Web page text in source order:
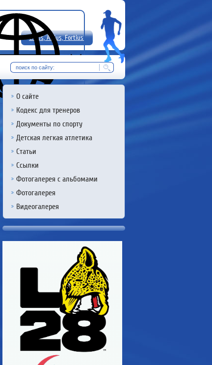
Citius, Altius, Fortius!
RU
О сайте
Кодекс для тренеров
Документы по спорту
Детская легкая атлетика
Статьи
Ссылки
Фотогалерея с альбомами
Фотогалерея
Видеогалерея